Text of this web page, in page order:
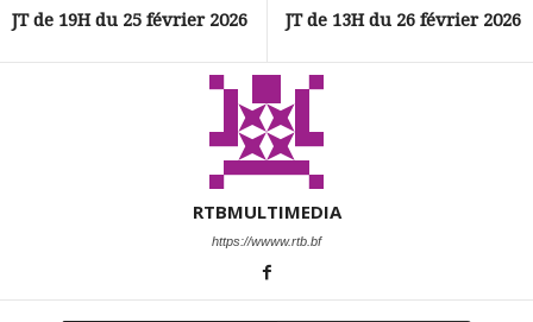
JT de 19H du 25 février 2026 JT de 13H du 26 février 2026
RTBMULTIMEDIA
https://wwww.rtb.bf